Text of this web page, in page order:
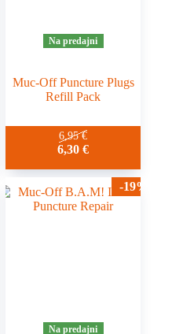
Na predajni
Muc-Off Puncture Plugs
Refill Pack
6,95€
6,30€
-19%
Na predajni